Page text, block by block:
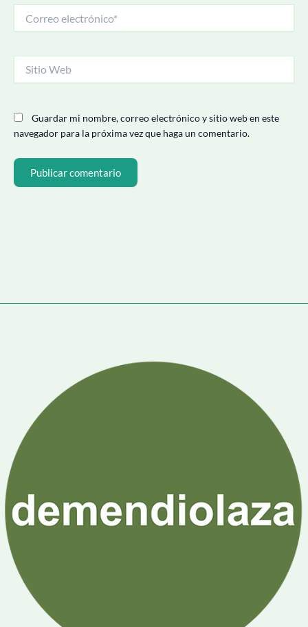
electrónico*
Web
Guardar mi nombre, correo electrónico y sitio web en este
navegador para la próxima vez que haga un comentario.